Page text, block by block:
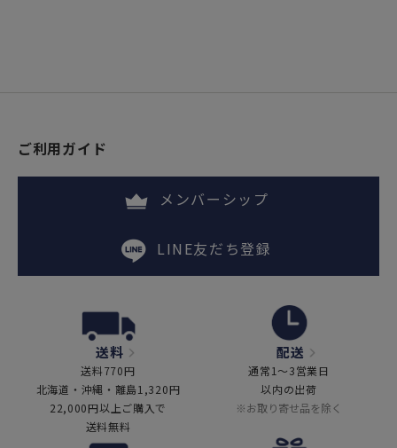
ご利用ガイド
メンバーシップ
LINE友だち登録
送料
送料770円
北海道・沖縄・離島1,320円
22,000円以上ご購入で
送料無料
配送
通常1～3営業日
以内の出荷
※お取り寄せ品を除く